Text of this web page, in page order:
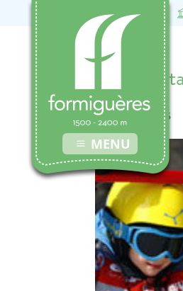
MENU
esf-
21 octobre 2015